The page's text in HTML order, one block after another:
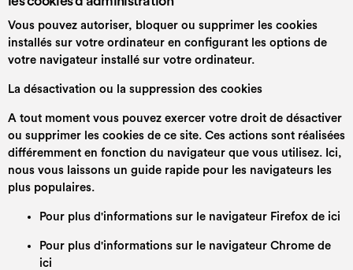
Vous pouvez autoriser, bloquer ou supprimer les cookies
installés sur votre ordinateur en configurant les options de
votre navigateur installé sur votre ordinateur.
La désactivation ou la suppression des cookies
A tout moment vous pouvez exercer votre droit de désactiver
ou supprimer les cookies de ce site. Ces actions sont réalisées
différemment en fonction du navigateur que vous utilisez. Ici,
nous vous laissons un guide rapide pour les navigateurs les
plus populaires.
Pour plus d'informations sur le navigateur Firefox de ici
Pour plus d'informations sur le navigateur Chrome de
ici